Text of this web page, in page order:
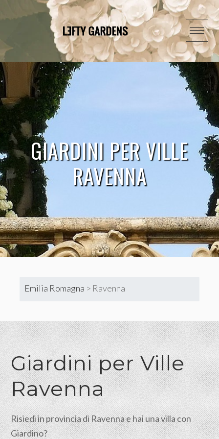
to
GIARDINI PER VILLE
RAVENNA
Emilia Romagna > Ravenna
Giardini per Ville
Ravenna
Risiedi in provincia di Ravenna e hai una villa con
Giardino?